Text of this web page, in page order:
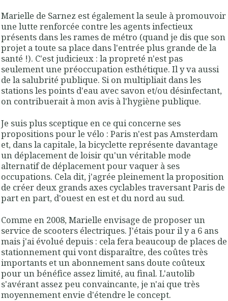
Marielle de Sarnez est également la seule à promouvoir
une lutte renforcée contre les agents infectieux
présents dans les rames de métro (quand je dis que son
projet a toute sa place dans l'entrée plus grande de la
santé !). C'est judicieux : la propreté n'est pas
seulement une préoccupation esthétique. Il y va aussi
de la salubrité publique. Si on multipliait dans les
stations les points d'eau avec savon et/ou désinfectant,
on contribuerait à mon avis à l'hygiène publique.
Je suis plus sceptique en ce qui concerne ses
propositions pour le vélo : Paris n'est pas Amsterdam
et, dans la capitale, la bicyclette représente davantage
un déplacement de loisir qu'un véritable mode
alternatif de déplacement pour vaquer à ses
occupations. Cela dit, j'agrée pleinement la proposition
de créer deux grands axes cyclables traversant Paris de
part en part, d'ouest en est et du nord au sud.
Comme en 2008, Marielle envisage de proposer un
service de scooters électriques. J'étais pour il y a 6 ans
mais j'ai évolué depuis : cela fera beaucoup de places de
stationnement qui vont disparaître, des coûtes très
importants et un abonnement sans doute coûteux
pour un bénéfice assez limité, au final. L'autolib
s'avérant assez peu convaincante, je n'ai que très
moyennement envie d'étendre le concept.